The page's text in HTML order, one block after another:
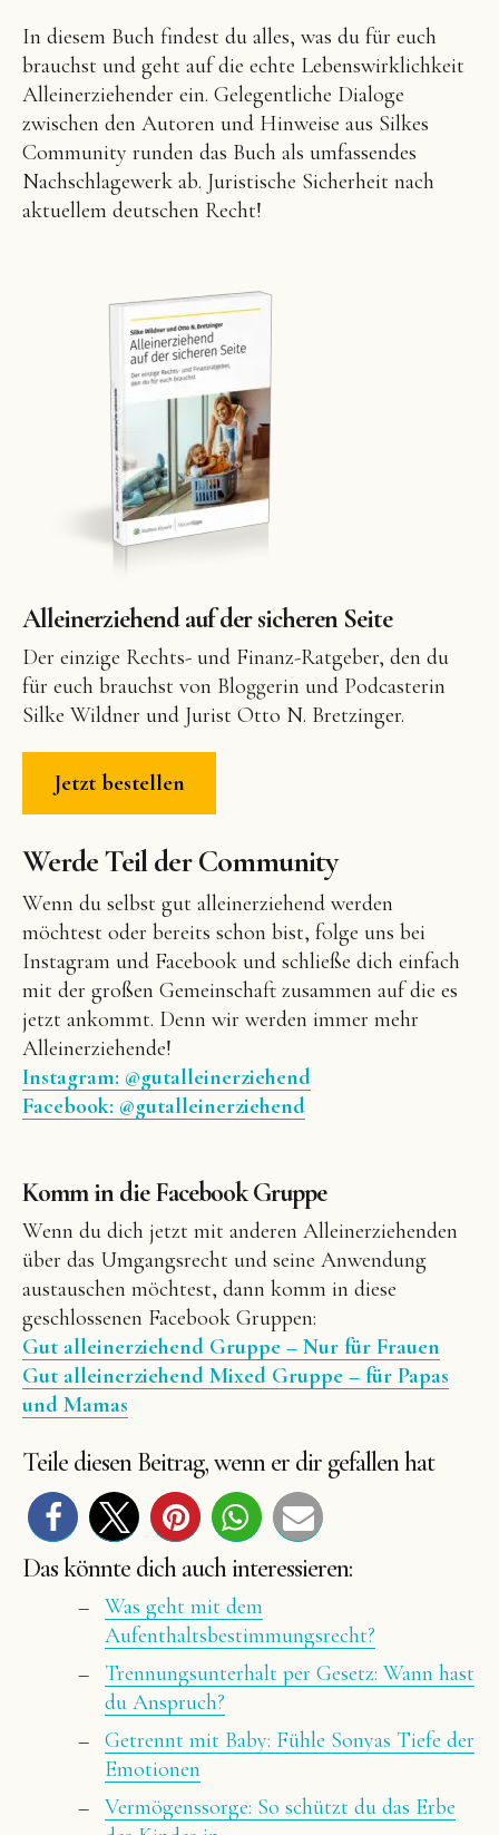
In diesem Buch findest du alles, was du für euch
brauchst und geht auf die echte Lebenswirklichkeit
Alleinerziehender ein. Gelegentliche Dialoge
zwischen den Autoren und Hinweise aus Silkes
Community runden das Buch als umfassendes
Nachschlagewerk ab. Juristische Sicherheit nach
aktuellem deutschen Recht!
Alleinerziehend auf der sicheren Seite
Der einzige Rechts- und Finanz-Ratgeber, den du
für euch brauchst von Bloggerin und Podcasterin
Silke Wildner und Jurist Otto N. Bretzinger.
Jetzt bestellen
Werde Teil der Community
Wenn du selbst gut alleinerziehend werden
möchtest oder bereits schon bist, folge uns bei
Instagram und Facebook und schließe dich einfach
mit der großen Gemeinschaft zusammen auf die es
jetzt ankommt. Denn wir werden immer mehr
Alleinerziehende!
Instagram: @gutalleinerziehend
Facebook: @gutalleinerziehend
Komm in die Facebook Gruppe
Wenn du dich jetzt mit anderen Alleinerziehenden
über das Umgangsrecht und seine Anwendung
austauschen möchtest, dann komm in diese
geschlossenen Facebook Gruppen:
Gut alleinerziehend Gruppe – Nur für Frauen
Gut alleinerziehend Mixed Gruppe – für Papas
und Mamas
Teile diesen Beitrag, wenn er dir gefallen hat
Das könnte dich auch interessieren:
Was geht mit dem
Aufenthaltsbestimmungsrecht?
Trennungsunterhalt per Gesetz: Wann hast
du Anspruch?
Getrennt mit Baby: Fühle Sonyas Tiefe der
Emotionen
Vermögenssorge: So schützt du das Erbe